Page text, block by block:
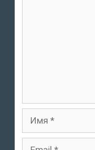
Имя
Email